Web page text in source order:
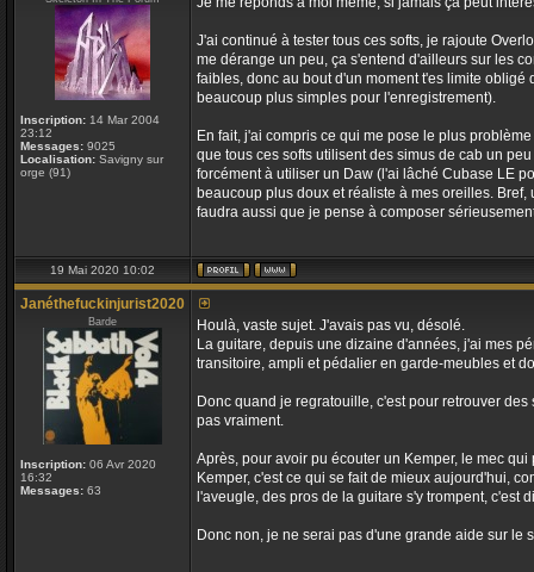
Inscription: 14 Mar 2004
23:12
Messages: 9025
Localisation: Savigny sur
orge (91)
J'ai continué à tester tous ces softs, je rajoute
me dérange un peu, ça s'entend d'ailleurs sur les
faibles, donc au bout d'un moment t'es limite
beaucoup plus simples pour l'enregistrement).
En fait, j'ai compris ce qui me pose le plus
que tous ces softs utilisent des simus de cab un
forcément à utiliser un Daw (l'ai lâché Cubase LE
beaucoup plus doux et réaliste à mes oreilles.
faudra aussi que je pense à composer
19 Mai 2020 10:02
Janéthefuckinjurist2020
Barde
Inscription: 06 Avr 2020
16:32
Messages: 63
Houlà, vaste sujet. J'avais pas vu, désolé.
La guitare, depuis une dizaine d'années, j'ai mes
transitoire, ampli et pédalier en garde-meubles et
Donc quand je regratouille, c'est pour retrouver
pas vraiment.
Après, pour avoir pu écouter un Kemper, le mec
Kemper, c'est ce qui se fait de mieux aujourd'hui,
l'aveugle, des pros de la guitare s'y trompent, c'est
Donc non, je ne serai pas d'une grande aide sur le